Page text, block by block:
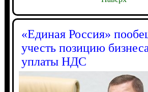
«Единая Россия»
учесть позицию
уплаты НДС